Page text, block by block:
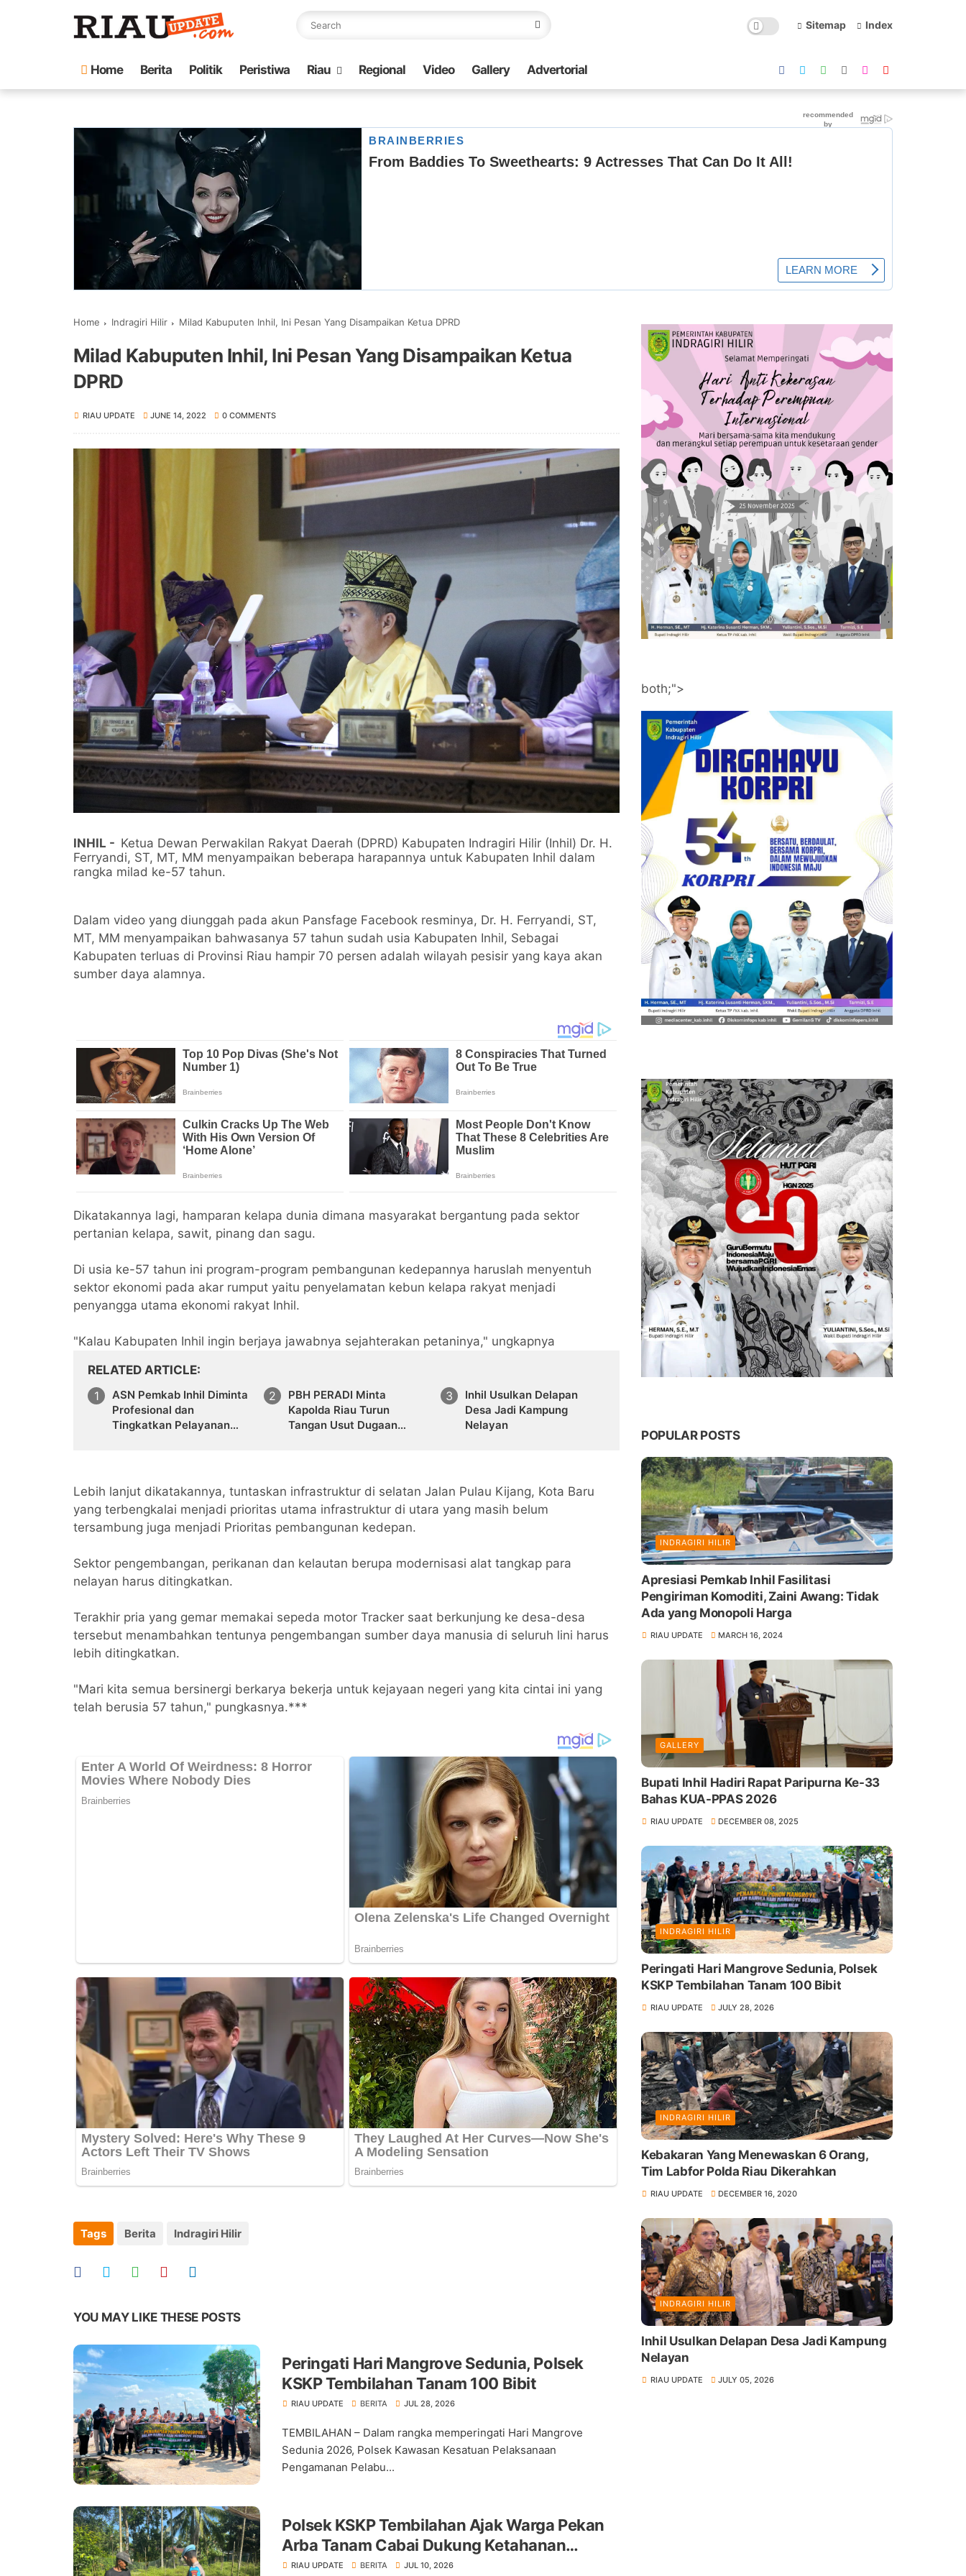
Sitemap Index
Home Berita Politik Peristiwa Riau Regional Video Gallery Advertorial
Home Indragiri Hilir Milad Kabuputen Inhil, Ini Pesan Yang Disampaikan Ketua DPRD
Milad Kabuputen Inhil, Ini Pesan Yang Disampaikan Ketua
DPRD
RIAU UPDATE JUNE 14, 2022 0 COMMENTS
INHIL - Ketua Dewan Perwakilan Rakyat Daerah (DPRD) Kabupaten Indragiri Hilir (Inhil) Dr. H.
Ferryandi, ST, MT, MM menyampaikan beberapa harapannya untuk Kabupaten Inhil dalam
rangka milad ke-57 tahun.
Dalam video yang diunggah pada akun Pansfage Facebook resminya, Dr. H. Ferryandi, ST,
MT, MM menyampaikan bahwasanya 57 tahun sudah usia Kabupaten Inhil, Sebagai
Kabupaten terluas di Provinsi Riau hampir 70 persen adalah wilayah pesisir yang kaya akan
sumber daya alamnya.
Dikatakannya lagi, hamparan kelapa dunia dimana masyarakat bergantung pada sektor
pertanian kelapa, sawit, pinang dan sagu.
Di usia ke-57 tahun ini program-program pembangunan kedepannya haruslah menyentuh
sektor ekonomi pada akar rumput yaitu penyelamatan kebun kelapa rakyat menjadi
penyangga utama ekonomi rakyat Inhil.
"Kalau Kabupaten Inhil ingin berjaya jawabnya sejahterakan petaninya," ungkapnya
RELATED ARTICLE
ASN Pemkab Inhil Diminta
Profesional dan
Tingkatkan Pelayanan
PBH PERADI Minta
Kapolda Riau Turun
Tangan Usut Dugaan
Inhil Usulkan Delapan
Desa Jadi Kampung
Nelayan
Lebih lanjut dikatakannya, tuntaskan infrastruktur di selatan Jalan Pulau Kijang, Kota Baru
yang terbengkalai menjadi prioritas utama infrastruktur di utara yang masih belum
tersambung juga menjadi Prioritas pembangunan kedepan.
Sektor pengembangan, perikanan dan kelautan berupa modernisasi alat tangkap para
nelayan harus ditingkatkan.
Terakhir pria yang gemar memakai sepeda motor Tracker saat berkunjung ke desa-desa
tersebut menambahkan tentunya pengembangan sumber daya manusia di seluruh lini harus
lebih ditingkatkan.
"Mari kita semua bersinergi berkarya bekerja untuk kejayaan negeri yang kita cintai ini yang
telah berusia 57 tahun," pungkasnya.***
Tags Berita Indragiri Hilir
YOU MAY LIKE THESE POSTS
Peringati Hari Mangrove Sedunia, Polsek
KSKP Tembilahan Tanam 100 Bibit
RIAU UPDATE BERITA JUL 28, 2026
TEMBILAHAN – Dalam rangka memperingati Hari Mangrove
Sedunia 2026, Polsek Kawasan Kesatuan Pelaksanaan
Pengamanan Pelabu...
Polsek KSKP Tembilahan Ajak Warga Pekan
Arba Tanam Cabai Dukung Ketahanan
Pangan
RIAU UPDATE BERITA JUL 10, 2026
both;">
POPULAR POSTS
INDRAGIRI HILIR
Apresiasi Pemkab Inhil Fasilitasi
Pengiriman Komoditi, Zaini Awang: Tidak
Ada yang Monopoli Harga
RIAU UPDATE MARCH 16, 2024
GALLERY
Bupati Inhil Hadiri Rapat Paripurna Ke-33
Bahas KUA-PPAS 2026
RIAU UPDATE DECEMBER 08, 2025
INDRAGIRI HILIR
Peringati Hari Mangrove Sedunia, Polsek
KSKP Tembilahan Tanam 100 Bibit
RIAU UPDATE JULY 28, 2026
INDRAGIRI HILIR
Kebakaran Yang Menewaskan 6 Orang,
Tim Labfor Polda Riau Dikerahkan
RIAU UPDATE DECEMBER 16, 2020
INDRAGIRI HILIR
Inhil Usulkan Delapan Desa Jadi Kampung
Nelayan
RIAU UPDATE JULY 05, 2026